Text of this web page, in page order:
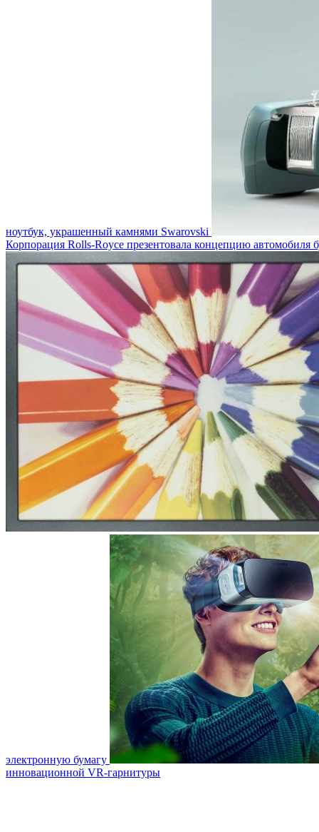
ноутбук, украшенный камнями Swarovski
Корпорация Rolls-Royce презентовала концепцию автомобиля
электронную бумагу
инновационной VR-гарнитуры